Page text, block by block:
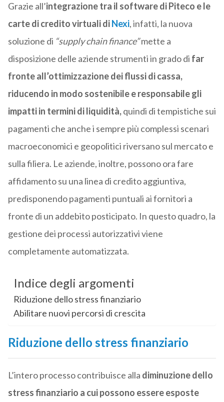
Grazie all’integrazione tra il software di Piteco e le
carte di credito virtuali diNexi, infatti, la nuova
soluzione di “supply chain finance”mette a
disposizione delle aziende strumenti in grado di far
fronte all’ottimizzazione dei flussi di cassa,
riducendo in modo sostenibile e responsabile gli
impatti in termini di liquidità,quindi di tempistiche sui
pagamenti che anche i sempre più complessi scenari
macroeconomici e geopolitici riversano sul mercato e
sulla filiera. Le aziende, inoltre, possono ora fare
affidamento su una linea di credito aggiuntiva,
predisponendo pagamenti puntuali ai fornitori a
fronte di un addebito posticipato. In questo quadro, la
gestione dei processi autorizzativi viene
completamente automatizzata.
Indice degli argomenti
Riduzione dello stress finanziario
Abilitare nuovi percorsi di crescita
Riduzione dello stress finanziario
L’intero processo contribuisce alla diminuzione dello
stress finanziario a cui possono essere esposte